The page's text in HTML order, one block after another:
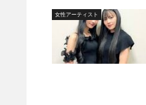
女性アーティスト